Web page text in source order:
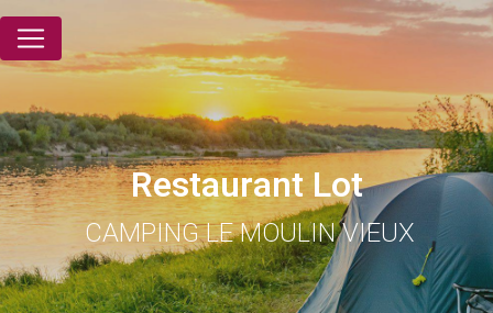
Restaurant Lot
CAMPING LE MOULIN VIEUX
Panneau de gestion des cookies